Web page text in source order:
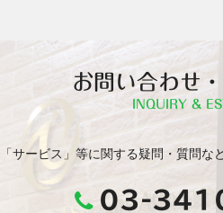
お問い合わせ
INQUIRY &
「サービス」等に関する疑問・質問な
03-